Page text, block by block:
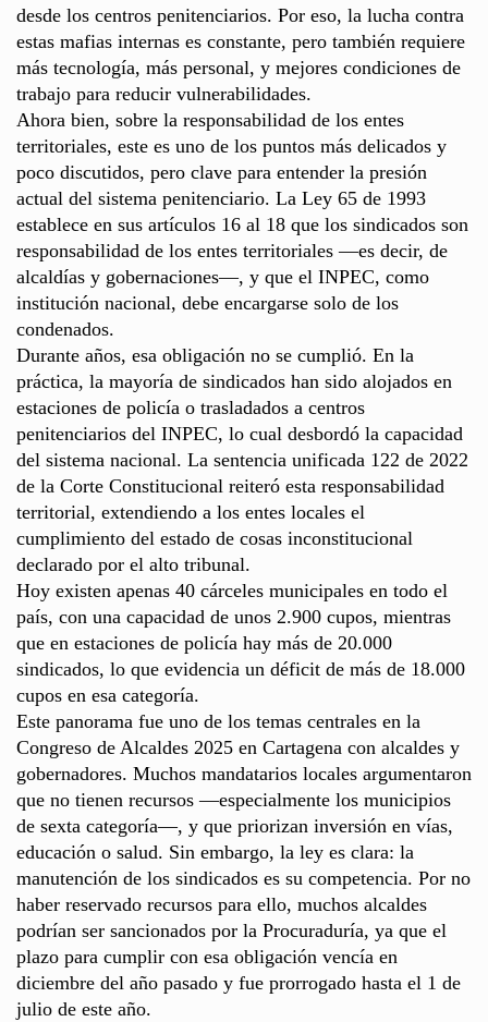
desde los centros penitenciarios. Por eso, la lucha contra
estas mafias internas es constante, pero también requiere
más tecnología, más personal, y mejores condiciones de
trabajo para reducir vulnerabilidades.
Ahora bien, sobre la responsabilidad de los entes
territoriales, este es uno de los puntos más delicados y
poco discutidos, pero clave para entender la presión
actual del sistema penitenciario. La Ley 65 de 1993
establece en sus artículos 16 al 18 que los sindicados son
responsabilidad de los entes territoriales —es decir, de
alcaldías y gobernaciones—, y que el INPEC, como
institución nacional, debe encargarse solo de los
condenados.
Durante años, esa obligación no se cumplió. En la
práctica, la mayoría de sindicados han sido alojados en
estaciones de policía o trasladados a centros
penitenciarios del INPEC, lo cual desbordó la capacidad
del sistema nacional. La sentencia unificada 122 de 2022
de la Corte Constitucional reiteró esta responsabilidad
territorial, extendiendo a los entes locales el
cumplimiento del estado de cosas inconstitucional
declarado por el alto tribunal.
Hoy existen apenas 40 cárceles municipales en todo el
país, con una capacidad de unos 2.900 cupos, mientras
que en estaciones de policía hay más de 20.000
sindicados, lo que evidencia un déficit de más de 18.000
cupos en esa categoría.
Este panorama fue uno de los temas centrales en la
Congreso de Alcaldes 2025 en Cartagena con alcaldes y
gobernadores. Muchos mandatarios locales argumentaron
que no tienen recursos —especialmente los municipios
de sexta categoría—, y que priorizan inversión en vías,
educación o salud. Sin embargo, la ley es clara: la
manutención de los sindicados es su competencia. Por no
haber reservado recursos para ello, muchos alcaldes
podrían ser sancionados por la Procuraduría, ya que el
plazo para cumplir con esa obligación vencía en
diciembre del año pasado y fue prorrogado hasta el 1 de
julio de este año.